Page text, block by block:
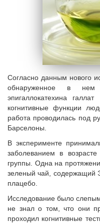
Согласно данным нового
обнаруженное в нем
эпигаллокатехина
когнитивные функции
работа проводилась под
Барселоны.
В эксперименте
заболеванием в
группы. Одна на
зеленый чай, содержащий
плацебо.
Исследование было
не знал о том, что они
проходил когнитивные